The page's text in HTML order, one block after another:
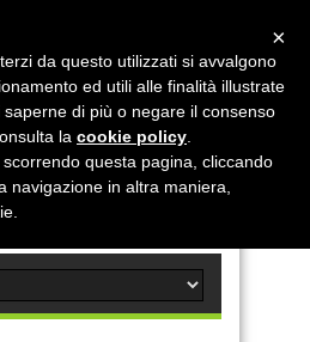
×
da questo utilizzati si avvalgono
ed utili alle finalità illustrate
di più o negare il consenso
la cookie policy
questa pagina, cliccando
navigazione in altra maniera,